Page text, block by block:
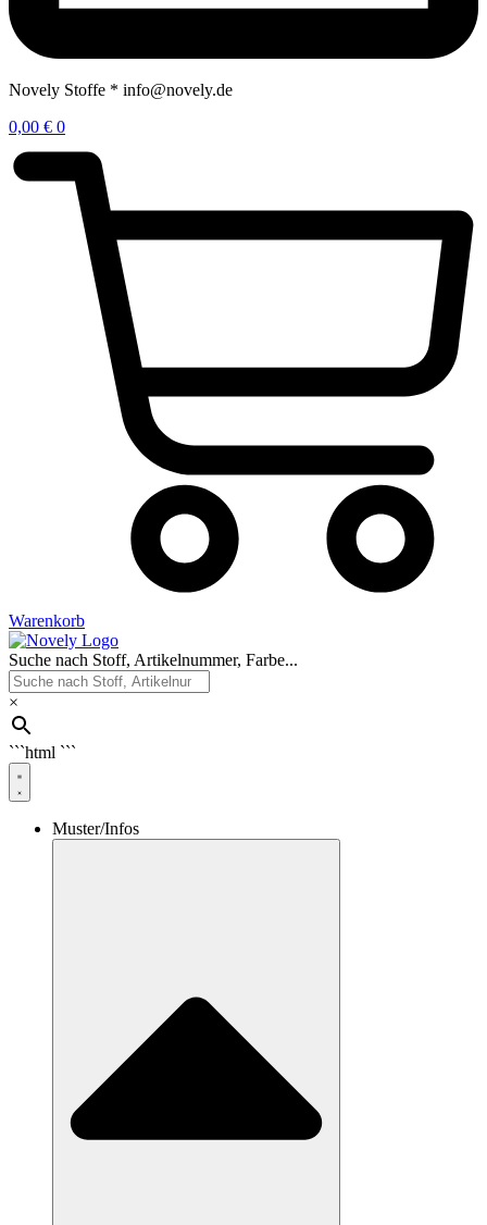
Novely Stoffe * info@novely.de
0,00 € 0
Warenkorb
Suche nach Stoff, Artikelnummer, Farbe...
×
```html ```
Muster/Infos